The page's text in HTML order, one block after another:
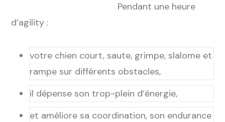
Pendant une heure
d’agility :
votre chien court, saute, grimpe, slalome et
rampe sur différents obstacles,
il dépense son trop-plein d’énergie,
et améliore sa coordination, son endurance